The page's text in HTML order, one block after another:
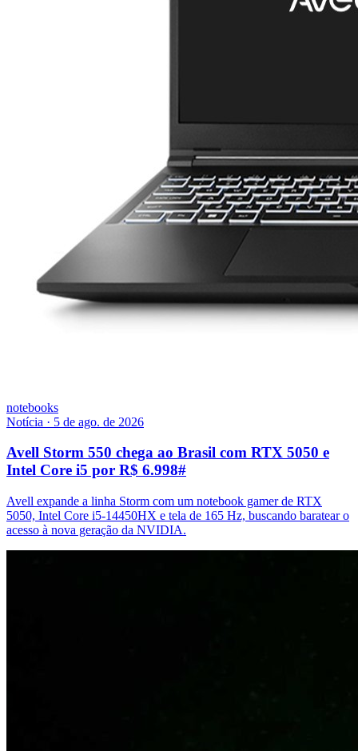
notebooks
Notícia · 5 de ago. de 2026
Avell Storm 550 chega ao Brasil com RTX 5050 e
Intel Core i5 por R$ 6.998#
Avell expande a linha Storm com um notebook gamer de RTX
5050, Intel Core i5-14450HX e tela de 165 Hz, buscando baratear o
acesso à nova geração da NVIDIA.